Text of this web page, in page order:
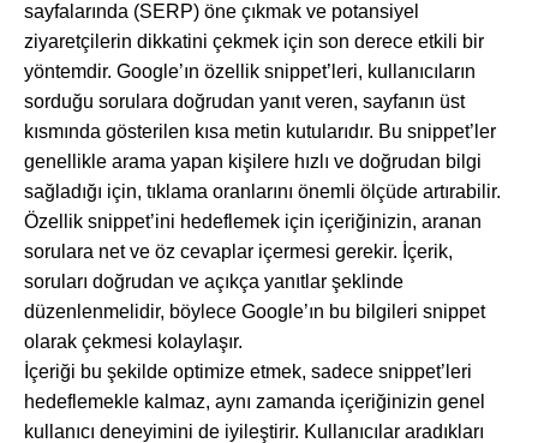
sayfalarında (SERP) öne çıkmak ve potansiyel
ziyaretçilerin dikkatini çekmek için son derece etkili bir
yöntemdir. Google’ın özellik snippet’leri, kullanıcıların
sorduğu sorulara doğrudan yanıt veren, sayfanın üst
kısmında gösterilen kısa metin kutularıdır. Bu snippet’ler
genellikle arama yapan kişilere hızlı ve doğrudan bilgi
sağladığı için, tıklama oranlarını önemli ölçüde artırabilir.
Özellik snippet’ini hedeflemek için içeriğinizin, aranan
sorulara net ve öz cevaplar içermesi gerekir. İçerik,
soruları doğrudan ve açıkça yanıtlar şeklinde
düzenlenmelidir, böylece Google’ın bu bilgileri snippet
olarak çekmesi kolaylaşır.
İçeriği bu şekilde optimize etmek, sadece snippet’leri
hedeflemekle kalmaz, aynı zamanda içeriğinizin genel
kullanıcı deneyimini de iyileştirir. Kullanıcılar aradıkları